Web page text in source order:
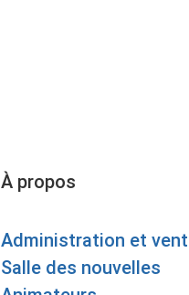
À propos
Administration et
Salle des nouvelles